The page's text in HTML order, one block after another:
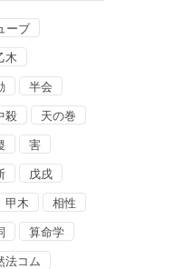
ーブ
木
半会
殺 天の巻
害
戊戌
甲木 相性
算命学
法コム